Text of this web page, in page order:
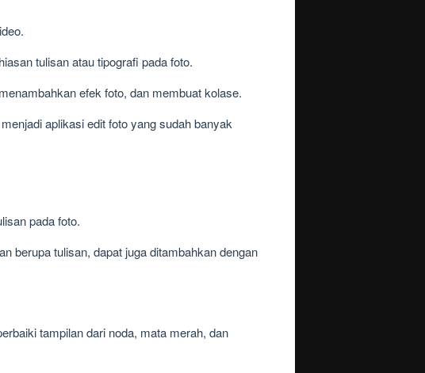
tulisan atau tipografi pada foto.
efek foto, dan membuat kolase.
aplikasi edit foto yang sudah banyak
pada foto.
berupa tulisan, dapat juga ditambahkan dengan
tampilan dari noda, mata merah, dan